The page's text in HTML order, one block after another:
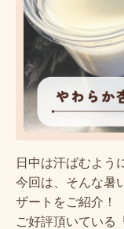
日中は汗ばむよう
今回は、そんな暑
ザートをご紹介！
ご好評頂いている